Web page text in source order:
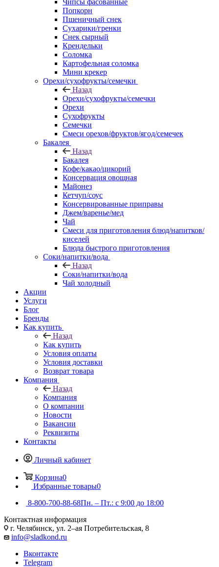
Чипсы фасованные
Попкорн
Пшеничный снек
Сухарики/гренки
Снек сырный
Крендельки
Соломка
Картофельная соломка
Мини крекер
Орехи/сухофрукты/семечки
Назад
Орехи/сухофрукты/семечки
Орехи
Сухофрукты
Семечки
Смеси орехов/фруктов/ягод/семечек
Бакалея
Назад
Бакалея
Кофе/какао/цикорий
Консервация овощная
Майонез
Кетчуп/соус
Консервированные приправы
Джем/варенье/мед
Чай
Смеси для приготовления блюд/напитков/
киселей
Блюда быстрого приготовления
Соки/напитки/вода
Назад
Соки/напитки/вода
Чай холодный
Акции
Услуги
Блог
Бренды
Как купить
Назад
Как купить
Условия оплаты
Условия доставки
Возврат товара
Компания
Назад
Компания
О компании
Новости
Вакансии
Реквизиты
Контакты
Личный кабинет
Корзина0
Избранные товары0
8-800-700-88-68Пн. – Пт.: с 9:00 до 18:00
Контактная информация
г. Челябинск, ул. 2–ая Потребительская, 8
info@sladkond.ru
Вконтакте
Telegram